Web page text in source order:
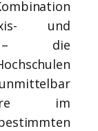
und
– die
im